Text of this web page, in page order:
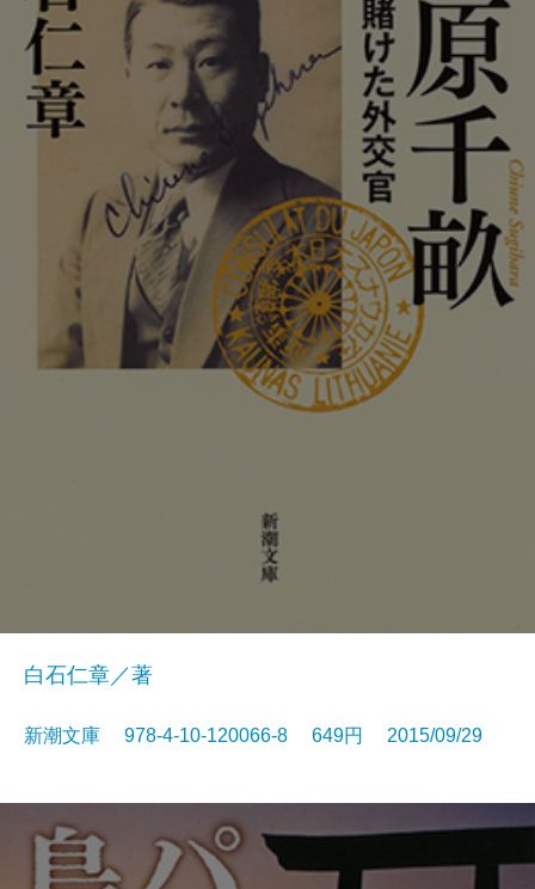
白石仁章／著
新潮文庫 978-4-10-120066-8 649円 2015/09/29